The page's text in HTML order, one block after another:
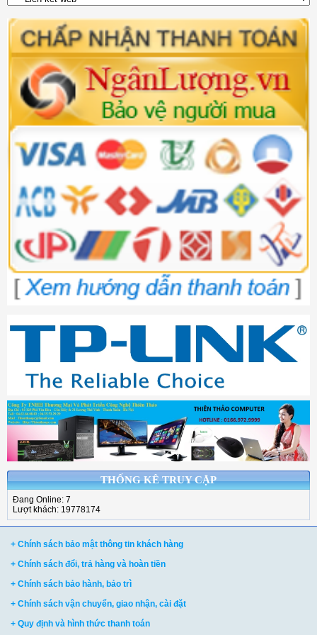
THỐNG KÊ TRUY CẬP
Đang Online: 7
Lượt khách: 19778174
+ Chính sách bảo mật thông tin khách hàng
+ Chính sách đổi, trả hàng và hoàn tiền
+ Chính sách bảo hành, bảo trì
+ Chính sách vận chuyển, giao nhận, cài đặt
+ Quy định và hình thức thanh toán